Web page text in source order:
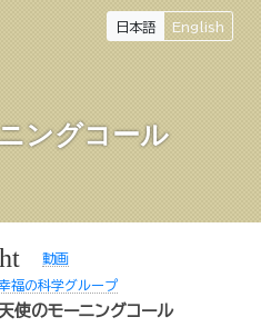
日本語 English
ングコール
動画
福の科学グループ
天使のモーニングコール